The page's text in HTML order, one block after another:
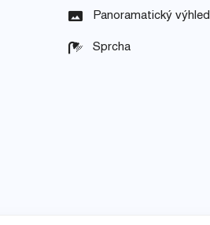
Panoramatický výhled
Sprcha